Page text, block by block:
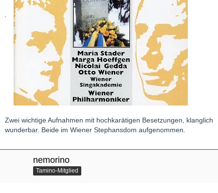
Zwei wichtige Aufnahmen mit hochkarätigen Besetzungen, klanglich
wunderbar. Beide im Wiener Stephansdom aufgenommen.
nemorino
Tamino-Mitglied